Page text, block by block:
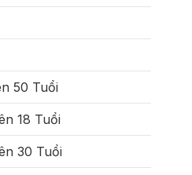
50 Tuổi
18 Tuổi
30 Tuổi